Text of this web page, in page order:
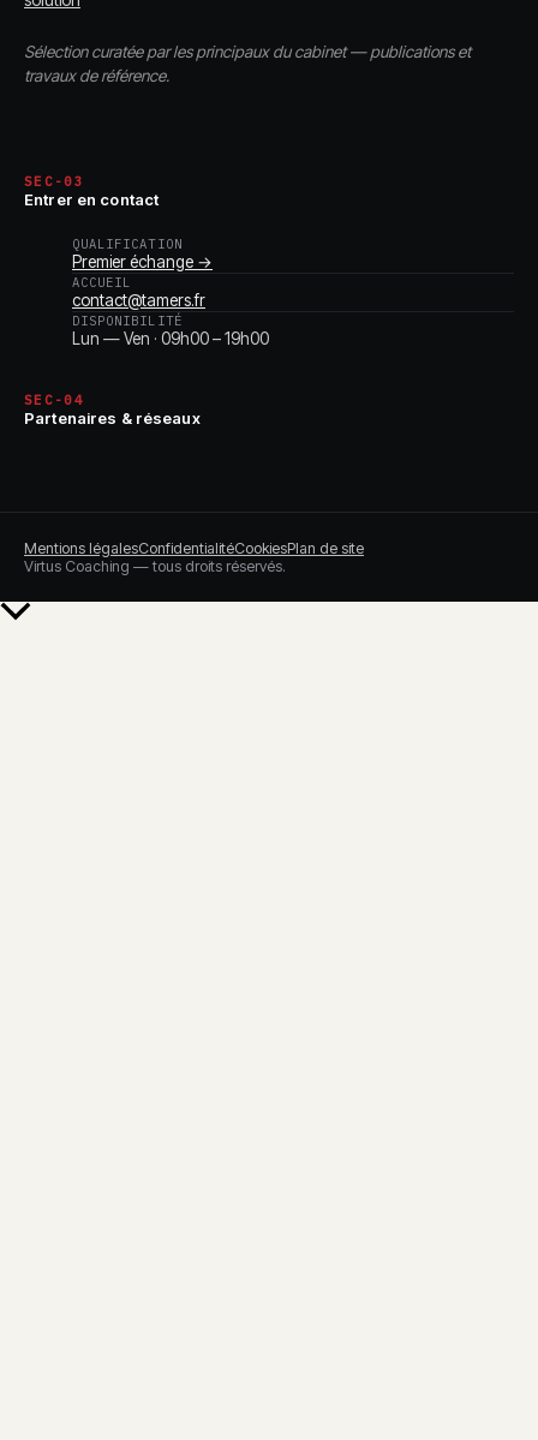
Sélection curatée par les principaux du cabinet — publications et
travaux de référence.
SEC-03
Entrer en contact
QUALIFICATION
Premier échange →
ACCUEIL
contact@tamers.fr
DISPONIBILITÉ
Lun — Ven · 09h00 – 19h00
SEC-04
Partenaires & réseaux
Mentions légalesConfidentialitéCookiesPlan de site
Virtus Coaching — tous droits réservés.